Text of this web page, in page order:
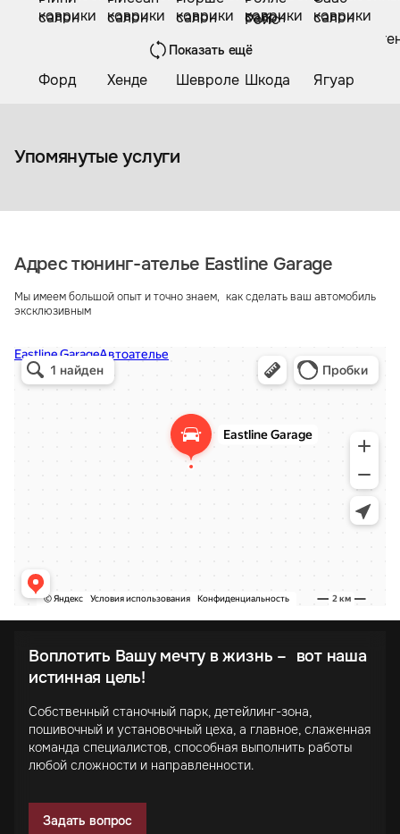
Показать ещё
Упомянутые услуги
Коврики из экокожи
Адрес тюнинг-ателье Eastline Garage
Мы имеем большой опыт и точно знаем, как сделать ваш автомобиль
эксклюзивным
Воплотить Вашу мечту в жизнь – вот наша
истинная цель!
Собственный станочный парк, детейлинг-зона,
пошивочный и установочный цеха, а главное, слаженная
команда специалистов, способная выполнить работы
любой сложности и направленности.
Задать вопрос